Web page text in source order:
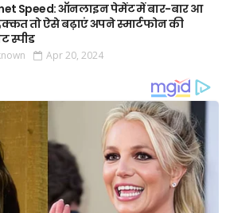
Speed: ऑनलाइन पेमेंट में बार-बार आ
तो ऐसे बढ़ाएं अपने स्मार्टफोन की
स्पीड
Apr 20, 2024